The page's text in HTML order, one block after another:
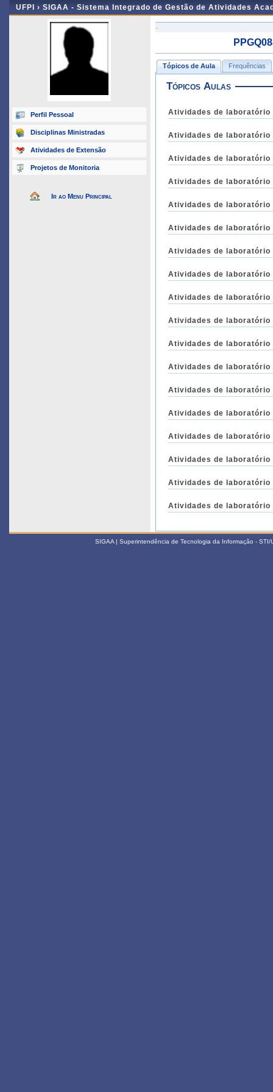
UFPI › SIGAA - Sistema Integrado de Gestão de Atividades
Perfil Pessoal
Disciplinas Ministradas
Atividades de Extensão
Projetos de Monitoria
Ir ao Menu Principal
-
Tópicos de Aula Frequências
Tópicos Aulas
Atividades de laboratório
Atividades de laboratório
Atividades de laboratório
Atividades de laboratório
Atividades de laboratório
Atividades de laboratório
Atividades de laboratório
Atividades de laboratório
Atividades de laboratório
Atividades de laboratório
Atividades de laboratório
Atividades de laboratório
Atividades de laboratório
Atividades de laboratório
Atividades de laboratório
Atividades de laboratório
Atividades de laboratório
Atividades de laboratório
SIGAA | Superintendência de Tecnologia da Informação -